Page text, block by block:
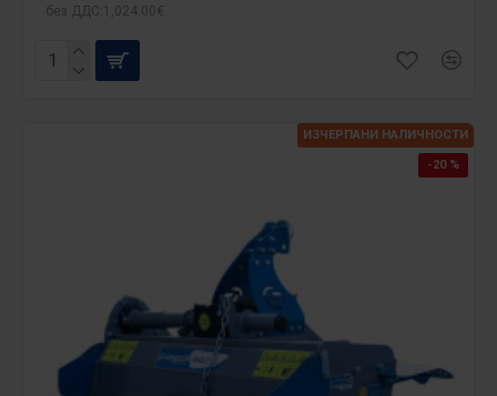
без ДДС:1,024.00€
-20 %
ИЗЧЕРПАНИ НАЛИЧНОСТИ